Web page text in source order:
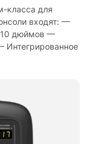
класса для
входят: —
10 дюймов —
Интегрированное